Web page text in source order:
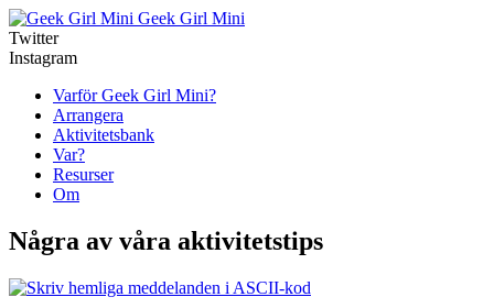
Geek Girl Mini
Twitter
Instagram
Varför Geek Girl Mini?
Arrangera
Aktivitetsbank
Var?
Resurser
Om
Några av våra aktivitetstips